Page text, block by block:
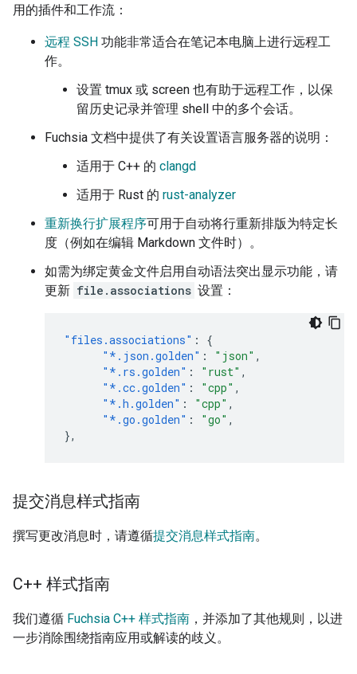
用的插件和工作流：
远程 SSH 功能非常适合在笔记本电脑上进行远程工
作。
设置 tmux 或 screen 也有助于远程工作，以保
留历史记录并管理 shell 中的多个会话。
Fuchsia 文档中提供了有关设置语言服务器的说明：
适用于 C++ 的 clangd
适用于 Rust 的 rust-analyzer
重新换行扩展程序可用于自动将行重新排版为特定长
度（例如在编辑 Markdown 文件时）。
如需为绑定黄金文件启用自动语法突出显示功能，请
更新 file.associations 设置：
"files.associations" :
{
"*.json.golden" : "json" ,
"*.rs.golden" : "rust" ,
"*.cc.golden" : "cpp" ,
"*.h.golden" : "cpp" ,
"*.go.golden" : "go" ,
},
提交消息样式指南
撰写更改消息时，请遵循提交消息样式指南。
C++ 样式指南
我们遵循 Fuchsia C++ 样式指南 ，并添加了其他规则，以进
一步消除围绕指南应用或解读的歧义。